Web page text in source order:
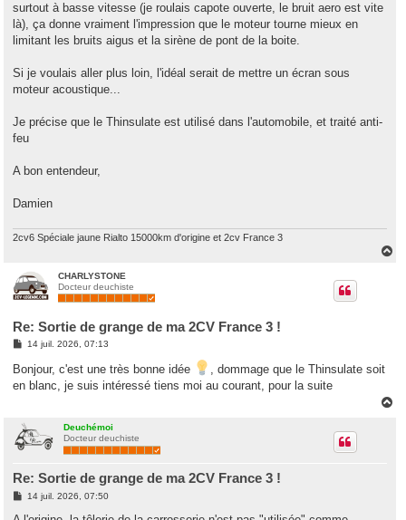
surtout à basse vitesse (je roulais capote ouverte, le bruit aero est vite
là), ça donne vraiment l'impression que le moteur tourne mieux en
limitant les bruits aigus et la sirène de pont de la boite.
Si je voulais aller plus loin, l'idéal serait de mettre un écran sous
moteur acoustique...
Je précise que le Thinsulate est utilisé dans l'automobile, et traité anti-
feu
A bon entendeur,
Damien
2cv6 Spéciale jaune Rialto 15000km d'origine et 2cv France 3
CHARLYSTONE
Docteur deuchiste
Re: Sortie de grange de ma 2CV France 3 !
M
s
s
a
14 juil. 2026, 07:13
Bonjour, c'est une très bonne idée
, dommage que le Thinsulate soit
en blanc, je suis intéressé tiens moi au courant, pour la suite
Deuchémoi
Docteur deuchiste
Re: Sortie de grange de ma 2CV France 3 !
M
s
14 juil. 2026, 07:50